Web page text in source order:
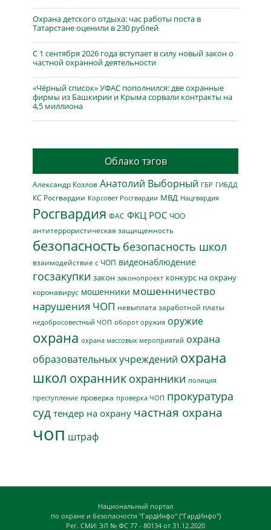
Охрана детского отдыха: час работы поста в
Татарстане оценили в 230 рублей
С 1 сентября 2026 года вступает в силу новый закон о
частной охранной деятельности
«Чёрный список» УФАС пополнился: две охранные
фирмы из Башкирии и Крыма сорвали контракты на
4,5 миллиона
Облако тэгов
Александр Козлов Анатолий Выборный ГБР ГИБДД
КС Росгвардии Корсовет Росгвардии МВД Нацгвардия
Росгвардия ФАС ФКЦ РОС ЧОО
антитеррористическая защищенность
безопасность безопасность школ
взаимодействие с ЧОП видеонаблюдение
госзакупки закон законопроект конкурс на охрану
коронавирус мошенники мошенничество
нарушения ЧОП невыплата заработной платы
недобросовестный ЧОП оборот оружия оружие
охрана охрана массовых мероприятий охрана
образовательных учреждений охрана
школ охранник охранники полиция
преступление проверка проверка ЧОП прокуратура
суд тендер на охрану частная охрана
чоп штраф
Национальный портал
по охране и безопасности "ГардИнфо" ("ГардИнфо")
Рег. СМИ: ЭЛ № ФС 77 - 80134 от 31.12.2020